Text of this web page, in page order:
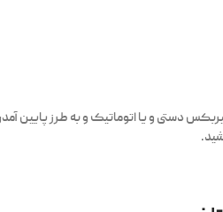
دستی و یا اتوماتیک و به طرز پایین آمدن